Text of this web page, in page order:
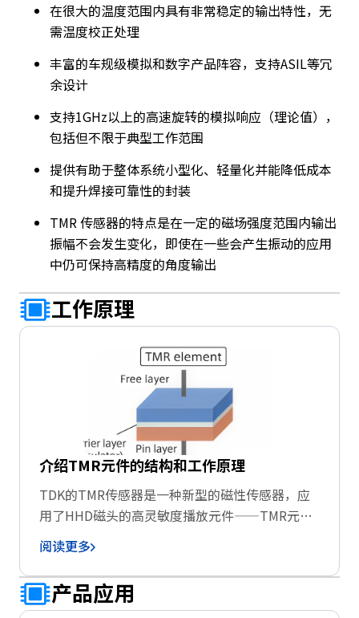
在很大的温度范围内具有非常稳定的输出特性，无
需温度校正处理
丰富的车规级模拟和数字产品阵容，支持ASIL等冗
余设计
支持1GHz以上的高速旋转的模拟响应（理论值），
包括但不限于典型工作范围
提供有助于整体系统小型化、轻量化并能降低成本
和提升焊接可靠性的封装
TMR 传感器的特点是在一定的磁场强度范围内输出
振幅不会发生变化，即使在一些会产生振动的应用
中仍可保持高精度的角度输出
工作原理
介绍TMR元件的结构和工作原理
TDK的TMR传感器是一种新型的磁性传感器，应
用了HHD磁头的高灵敏度播放元件——TMR元
件。HDD磁头的播放元件应用了电阻因外部磁场
而变的磁阻效应(Magnetoresistance effect)的原
理，在1980年代以后，经历了AMR(各向异性磁阻
效应：Anisotropic magnetoresistance effect)元
阅读更多
产品应用